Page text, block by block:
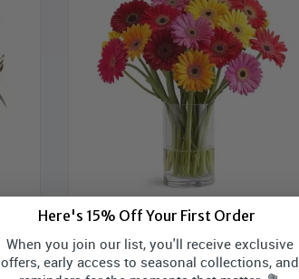
classique
Prix Bloomex: 60,99 $
Here's 15% Off Your First Order
When you join our list, you'll receive exclusive
offers, early access to seasonal collections, and